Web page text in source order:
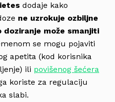
dodaje kako
ne uzrokuje ozbiljne
doziranje može smanjiti
se mogu pojaviti
apetita (kod korisnika
ili povišenog šećera
koriste za regulaciju
slabi.